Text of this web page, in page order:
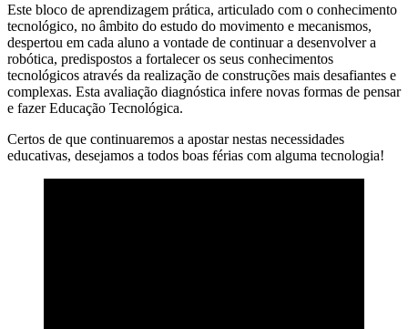
Este bloco de aprendizagem prática, articulado com o conhecimento
tecnológico, no âmbito do estudo do movimento e mecanismos,
despertou em cada aluno a vontade de continuar a desenvolver a
robótica, predispostos a fortalecer os seus conhecimentos
tecnológicos através da realização de construções mais desafiantes e
complexas. Esta avaliação diagnóstica infere novas formas de pensar
e fazer Educação Tecnológica.
Certos de que continuaremos a apostar nestas necessidades
educativas, desejamos a todos boas férias com alguma tecnologia!